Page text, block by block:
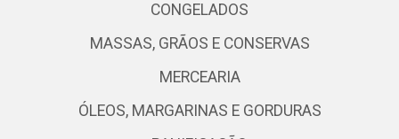
CONGELADOS
MASSAS, GRÃOS E CONSERVAS
MERCEARIA
ÓLEOS, MARGARINAS E GORDURAS